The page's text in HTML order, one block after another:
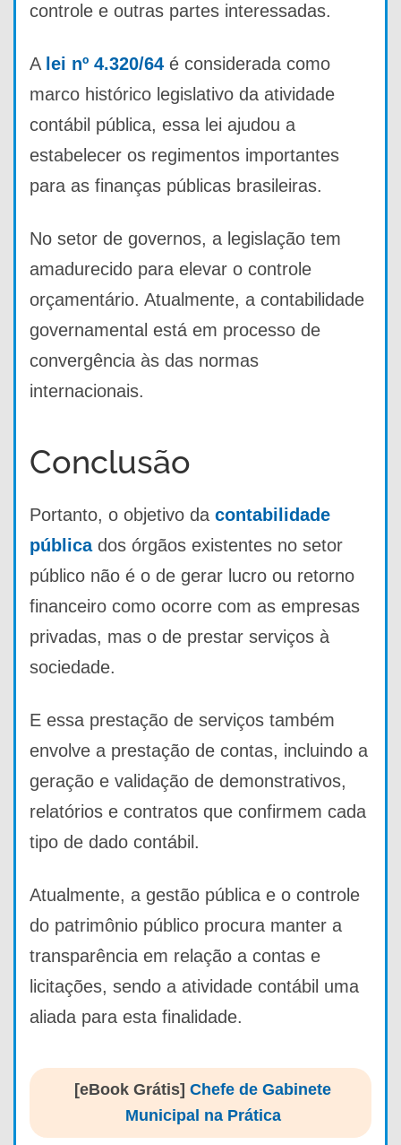
controle e outras partes interessadas.
A lei nº 4.320/64 é considerada como
marco histórico legislativo da atividade
contábil pública, essa lei ajudou a
estabelecer os regimentos importantes
para as finanças públicas brasileiras.
No setor de governos, a legislação tem
amadurecido para elevar o controle
orçamentário. Atualmente, a contabilidade
governamental está em processo de
convergência às das normas
internacionais.
Conclusão
Portanto, o objetivo da contabilidade
públicados órgãos existentes no setor
público não é o de gerar lucro ou retorno
financeiro como ocorre com as empresas
privadas, mas o de prestar serviços à
sociedade.
E essa prestação de serviços também
envolve a prestação de contas, incluindo a
geração e validação de demonstrativos,
relatórios e contratos que confirmem cada
tipo de dado contábil.
Atualmente, a gestão pública e o controle
do patrimônio público procura manter a
transparência em relação a contas e
licitações, sendo a atividade contábil uma
aliada para esta finalidade.
[eBook Grátis] Chefe de Gabinete
Municipal na Prática